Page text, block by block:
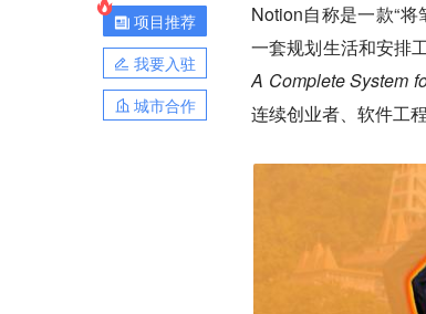
项目推荐
我要入驻
城市合作
Notion自称是一款“
一套规划生活和安排
A Complete System
连续创业者、软件工程